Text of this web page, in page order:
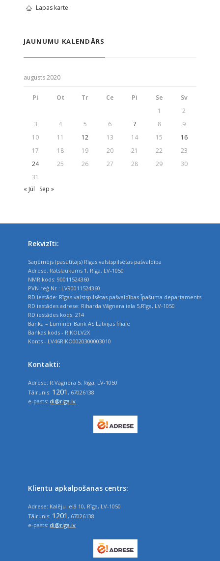
Lapas karte
JAUNUMU KALENDĀRS
augusts 2020
Pi Ot Tr Ce Pi Se
Sv
1
2
3
4 5 6 7 8
9
10
11 12 13 14 15
16
17
18 19 20 21 22
23
24
25 26 27 28 29
30
31
« Jūl
Sep »
Rekvizīti:
Saņēmējs (pasūtītājs) Rīgas valstspilsētas pašvaldība
Adrese: Rātslaukums 1, Rīga, LV-1050
NMR kods: 90011524360
PVN reģ.Nr.: LV90011524360
RD iestāde: Rīgas valstspilsētas pašvaldības Īpašuma departaments
RD iestādes adrese: Riharda Vāgnera iela 5,Rīga, LV-1050
RD iestādes kods: 214
Banka – Luminor Bank AS Latvijas filiāle
Bankas kods - RIKOLV2X
Konts - LV46RIKO0020300003010
Kontakti:
Adrese: R.Vāgnera 5, Rīga, LV-1050
Tālrunis: 1201 , 67026138
e-pasts: di@riga.lv
Klientu apkalpošanas centrs:
Adrese: Kalēju ielā 10, Rīga, LV-1050
Tālrunis: 1201, 67026138
e-pasts: di@riga.lv